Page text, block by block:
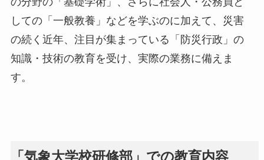
しての「一般教養」などを学ぶのに加えて、災害
の続く近年、注目が集まっている「防災行政」の
知識・技術の教育を受け、実際の業務に備えま
す。
「気象大学校研修部」での教育内容